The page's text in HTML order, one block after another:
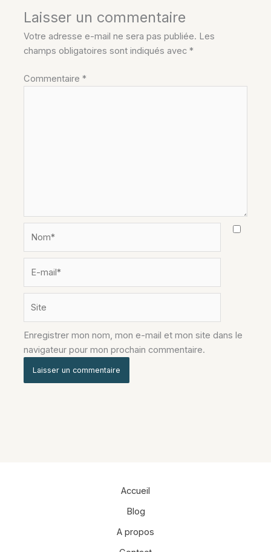
Laisser un commentaire
Votre adresse e-mail ne sera pas publiée. Les
champs obligatoires sont indiqués avec*
Commentaire*
mail*
Enregistrer mon nom, mon e-mail et mon site dans le
navigateur pour mon prochain commentaire.
Accueil
Blog
A propos